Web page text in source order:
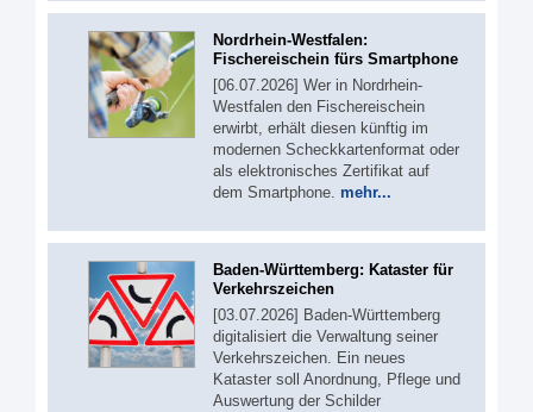
Nordrhein-Westfalen:
Fischereischein fürs Smartphone
[06.07.2026] Wer in Nordrhein-
Westfalen den Fischereischein
erwirbt, erhält diesen künftig im
modernen Scheckkartenformat oder
als elektronisches Zertifikat auf
dem Smartphone. mehr...
Baden-Württemberg: Kataster für
Verkehrszeichen
[03.07.2026] Baden-Württemberg
digitalisiert die Verwaltung seiner
Verkehrszeichen. Ein neues
Kataster soll Anordnung, Pflege und
Auswertung der Schilder